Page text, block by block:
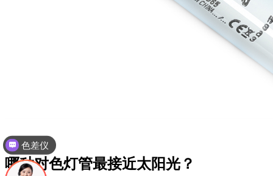
哪种对色灯管最接近太阳光？
色差仪